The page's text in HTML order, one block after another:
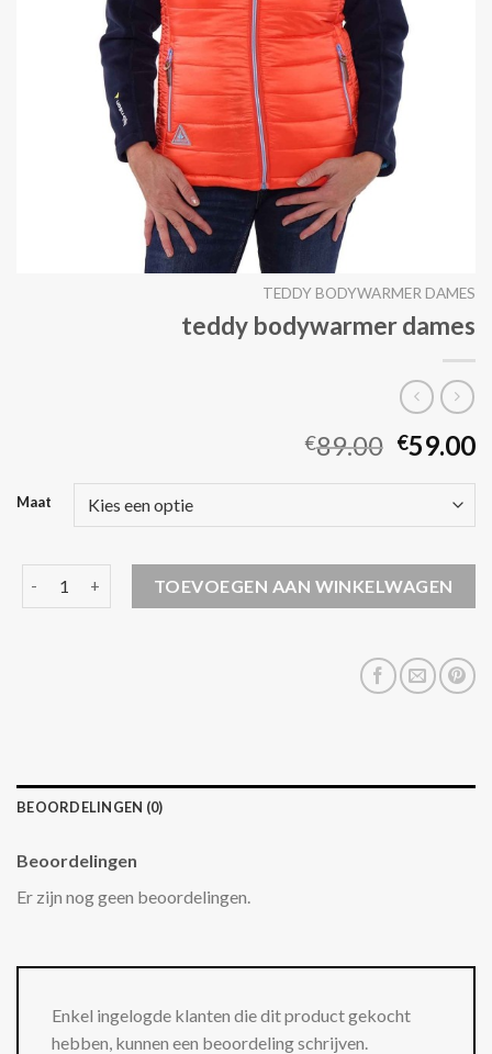
TEDDY BODYWARMER DAMES
teddy bodywarmer dames
€89.00 €59.00
Maat
TOEVOEGEN AAN WINKELWAGEN
BEOORDELINGEN (0)
Beoordelingen
Er zijn nog geen beoordelingen.
Enkel ingelogde klanten die dit product gekocht
hebben, kunnen een beoordeling schrijven.